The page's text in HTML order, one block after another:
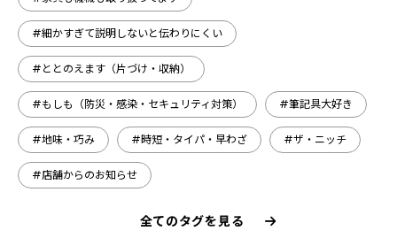
#細かすぎて説明しないと伝わりにくい
#ととのえます（片づけ・収納）
#もしも（防災・感染・セキュリティ対策） #筆記具大好き
#地味・巧み #時短・タイパ・早わざ #ザ・ニッチ
#店舗からのお知らせ
全てのタグを見る